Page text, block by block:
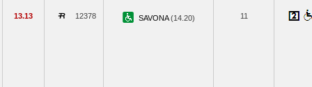
13.13 12378 SAVONA(14.20) 11